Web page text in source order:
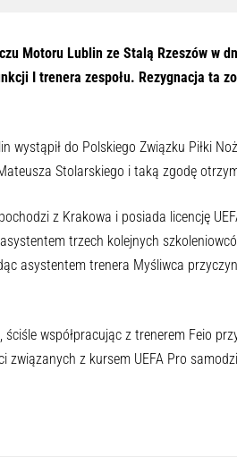
Motoru Lublin ze Stalą Rzeszów w
I trenera zespołu. Rezygnacja ta
wystąpił do Polskiego Związku Piłki
Stolarskiego i taką zgodę
z Krakowa i posiada licencję
trzech kolejnych
asystentem trenera Myśliwca
współpracując z trenerem Feio
związanych z kursem UEFA Pro